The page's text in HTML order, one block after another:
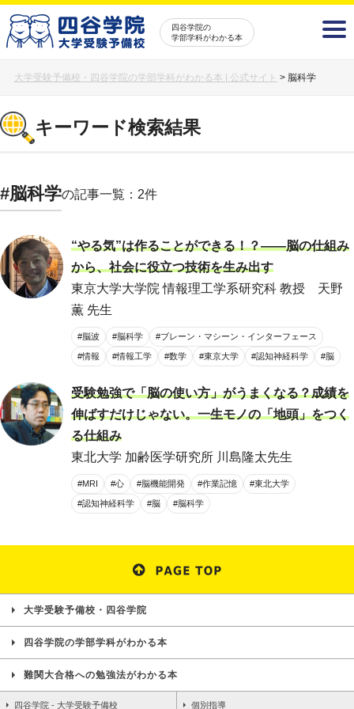
四谷学院の
学部学科がわかる本
大学受験予備校・四谷学院の学部学科がわかる本 | 公式サイト > 脳科学
キーワード検索結果
#脳科学の記事一覧：2件
“やる気”は作ることができる！？――脳の仕組み
から、社会に役立つ技術を生み出す
東京大学大学院 情報理工学系研究科 教授 天野
薫 先生
#脳波 #脳科学 #ブレーン・マシーン・インターフェース
#情報 #情報工学 #数学 #東京大学 #認知神経科学 #脳
受験勉強で「脳の使い方」がうまくなる？成績を
伸ばすだけじゃない。一生モノの「地頭」をつく
る仕組み
東北大学 加齢医学研究所 川島隆太先生
#MRI #心 #脳機能開発 #作業記憶 #東北大学
#認知神経科学 #脳 #脳科学
大学受験予備校・四谷学院
四谷学院の学部学科がわかる本
難関大合格への勉強法がわかる本
四谷学院 - 大学受験予備校 個別指導